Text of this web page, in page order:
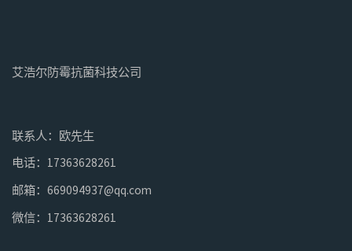
艾浩尔防霉抗菌科技公司
联系人：欧先生
电话：17363628261
邮箱：669094937@qq.com
微信：17363628261